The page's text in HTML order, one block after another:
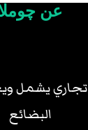
عن
يشمل
البضائع